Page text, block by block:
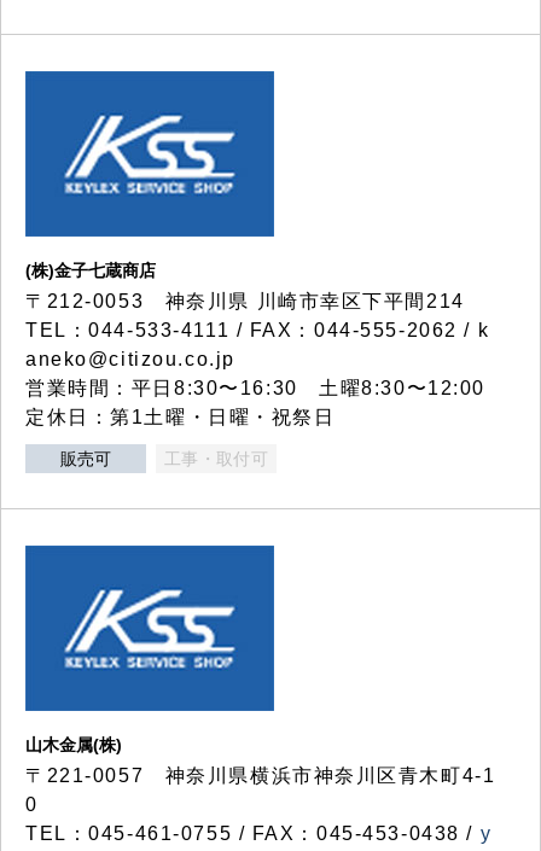
(株)金子七蔵商店
〒212-0053 神奈川県 川崎市幸区下平間214
TEL：044-533-4111 / FAX：044-555-2062 / k
aneko@citizou.co.jp
営業時間：平日8:30〜16:30 土曜8:30〜12:00
定休日：第1土曜・日曜・祝祭日
販売可 工事・取付可
山木金属(株)
〒221-0057 神奈川県横浜市神奈川区青木町4-1
0
TEL：045-461-0755 / FAX：045-453-0438 / y